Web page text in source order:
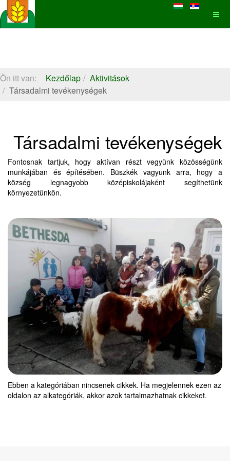
Ön itt van: Kezdőlap
Aktivitások
Társadalmi tevékenységek
Társadalmi tevékenységek
Fontosnak tartjuk, hogy aktívan részt vegyünk közösségünk
munkájában és építésében. Büszkék vagyunk arra, hogy a
község legnagyobb középiskolájaként segíthetünk
környezetünkön.
Ebben a kategóriában nincsenek cikkek. Ha megjelennek ezen az
oldalon az alkategóriák, akkor azok tartalmazhatnak cikkeket.